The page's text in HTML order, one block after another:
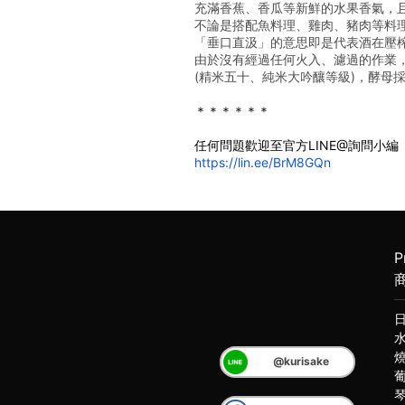
充滿香蕉、香瓜等新鮮的水果香氣，
不論是搭配魚料理、雞肉、豬肉等料
「垂口直汲」的意思即是代表酒在
由於沒有經過任何火入、濾過的作業
(精米五十、純米大吟釀等級)，酵母
﻿＊＊＊＊＊＊
任何問題歡迎至官方LINE@詢問小編
https://lin.ee/BrM8GQn
@kurisake